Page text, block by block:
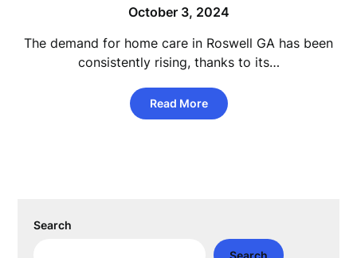
October 3, 2024
The demand for home care in Roswell GA has been
consistently rising, thanks to its…
Read More
Search
Search